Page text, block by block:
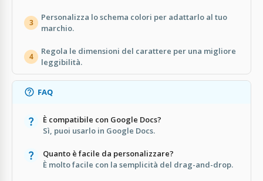
3
Personalizza lo schema colori per adattarlo al tuo
marchio.
4
Regola le dimensioni del carattere per una migliore
leggibilità.
FAQ
È compatibile con Google Docs?
Sì, puoi usarlo in Google Docs.
Quanto è facile da personalizzare?
È molto facile con la semplicità del drag-and-drop.